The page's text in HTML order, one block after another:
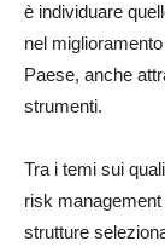
è individuare
nel
Paese, anche
strumenti.
Tra i temi sui
risk management
strutture